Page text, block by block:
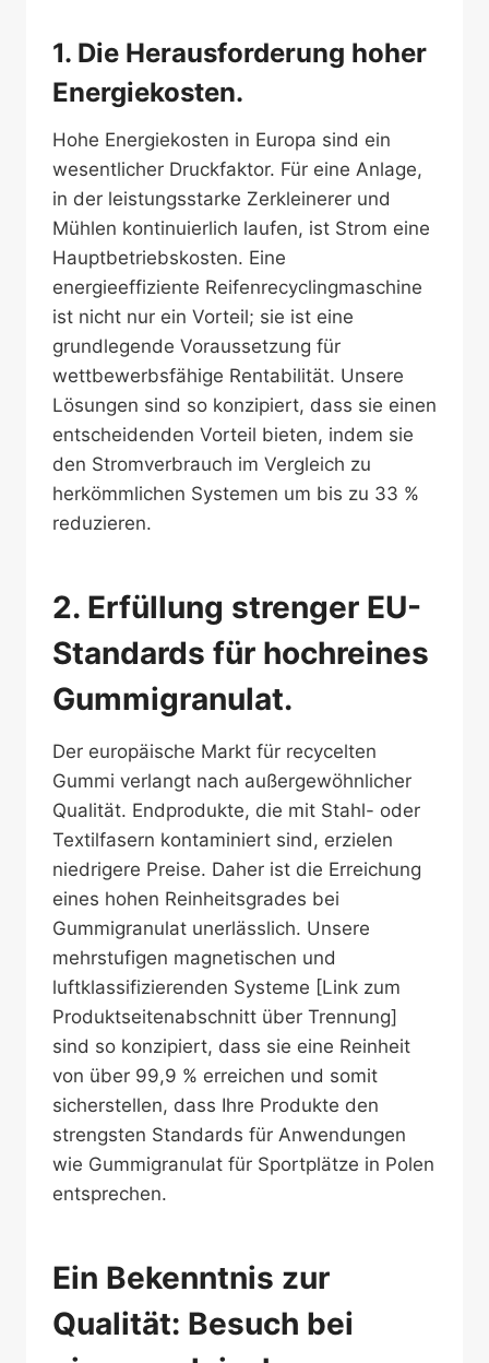
1. Die Herausforderung hoher
Energiekosten.
Hohe Energiekosten in Europa sind ein
wesentlicher Druckfaktor. Für eine Anlage,
in der leistungsstarke Zerkleinerer und
Mühlen kontinuierlich laufen, ist Strom eine
Hauptbetriebskosten. Eine
energieeffiziente Reifenrecyclingmaschine
ist nicht nur ein Vorteil; sie ist eine
grundlegende Voraussetzung für
wettbewerbsfähige Rentabilität. Unsere
Lösungen sind so konzipiert, dass sie einen
entscheidenden Vorteil bieten, indem sie
den Stromverbrauch im Vergleich zu
herkömmlichen Systemen um bis zu 33 %
reduzieren.
2. Erfüllung strenger EU-
Standards für hochreines
Gummigranulat.
Der europäische Markt für recycelten
Gummi verlangt nach außergewöhnlicher
Qualität. Endprodukte, die mit Stahl- oder
Textilfasern kontaminiert sind, erzielen
niedrigere Preise. Daher ist die Erreichung
eines hohen Reinheitsgrades bei
Gummigranulat unerlässlich. Unsere
mehrstufigen magnetischen und
luftklassifizierenden Systeme [Link zum
Produktseitenabschnitt über Trennung]
sind so konzipiert, dass sie eine Reinheit
von über 99,9 % erreichen und somit
sicherstellen, dass Ihre Produkte den
strengsten Standards für Anwendungen
wie Gummigranulat für Sportplätze in Polen
entsprechen.
Ein Bekenntnis zur
Qualität: Besuch bei